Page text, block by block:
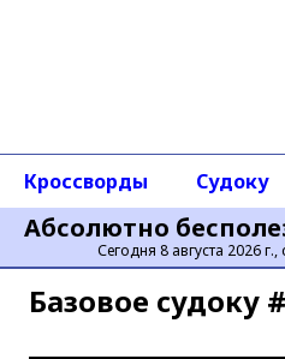
Абсолютно
Сегодня 8 августа 2026 г.,
Кроссворды Судоку
Базовое cудоку